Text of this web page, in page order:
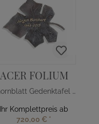
ACER FOLIUM
Ahornblatt Gedenktafel aus Bronze
Ihr Komplettpreis ab
720,00 € *